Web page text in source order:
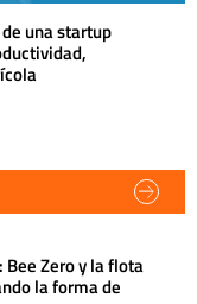
una startup
Bee Zero y la flota
la forma de